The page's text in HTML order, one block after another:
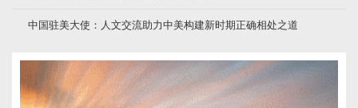
中国驻美大使：人文交流助力中美构建新时期正确相处之道